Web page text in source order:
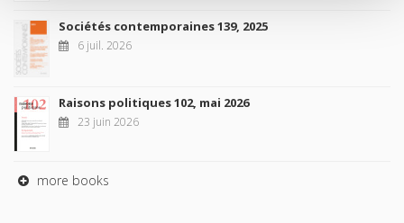
Sociétés contemporaines 139, 2025
6 juil. 2026
Raisons politiques 102, mai 2026
23 juin 2026
more books